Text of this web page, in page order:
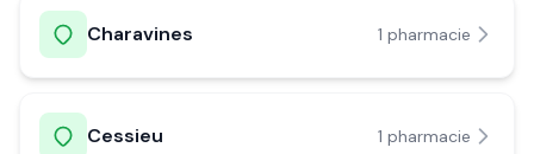
Charavines 1 pharmacie
Cessieu 1 pharmacie